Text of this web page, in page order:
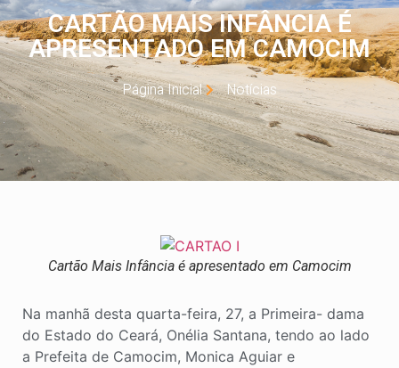
CARTÃO MAIS INFÂNCIA É
APRESENTADO EM CAMOCIM
Página Inicial Notícias
Cartão Mais Infância é apresentado em Camocim
Na manhã desta quarta-feira, 27, a Primeira- dama
do Estado do Ceará, Onélia Santana, tendo ao lado
a Prefeita de Camocim, Monica Aguiar e